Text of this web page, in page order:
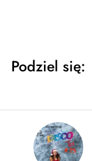
Podziel się: